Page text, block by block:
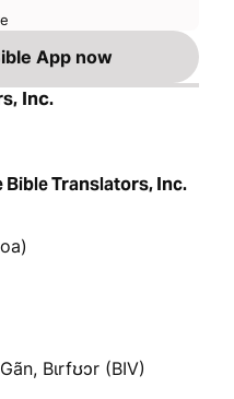
App now
Inc.
Translators, Inc.
Bɩrfʊɔr (BIV)